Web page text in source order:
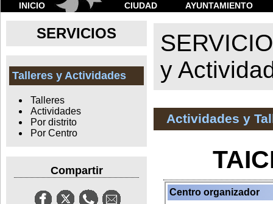
INICIO CIUDAD AYUNTAMIENTO
SERVICIOS
Talleres y Actividades
Talleres
Actividades
Por distrito
Por Centro
Compartir
y
Actividades y
Centro organizador